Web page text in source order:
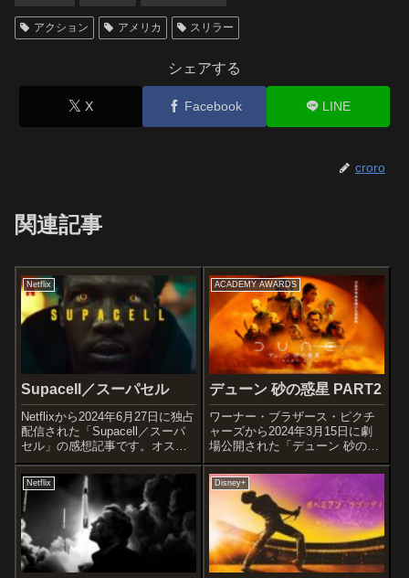
アクション アメリカ スリラー
シェアする
X Facebook LINE
croro
関連記事
Netflix
Supacell／スーパセル
Netflixから2024年6月27日に独占
配信された「Supacell／スーパ
セル」の感想記事です。オスス
メ度あらすじ＆予告編南ロンド
ンに暮らす平凡な5人が、それぞ
れにスーパーパワーを備えてい
ることに気付く。5人の力を集結
して愛する女性を...
ACADEMY AWARDS
デューン 砂の惑星 PART2
ワーナー・ブラザース・ピクチ
ャーズから2024年3月15日に劇
場公開された「デューン 砂の惑
星 PART2」の感想記事です。フ
ランク・ハーバートのSF小説を
映画化し、第94回アカデミー賞
で6部門に輝いたSFアドベンチ
ャー大作「DUNE デュ...
Netflix Disney+